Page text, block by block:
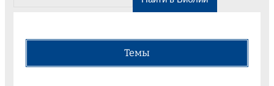
Темы